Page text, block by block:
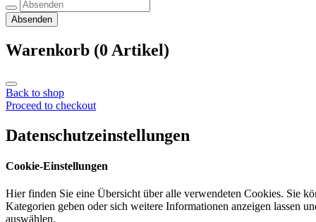
Absenden
Warenkorb (0 Artikel)
Back to shop
Proceed to checkout
Datenschutzeinstellungen
Cookie-Einstellungen
Hier finden Sie eine Übersicht über alle verwendeten Cookies. Sie
Kategorien geben oder sich weitere Informationen anzeigen lassen
auswählen.